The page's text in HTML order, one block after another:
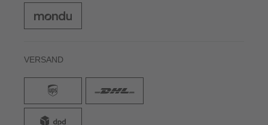
VERSAND